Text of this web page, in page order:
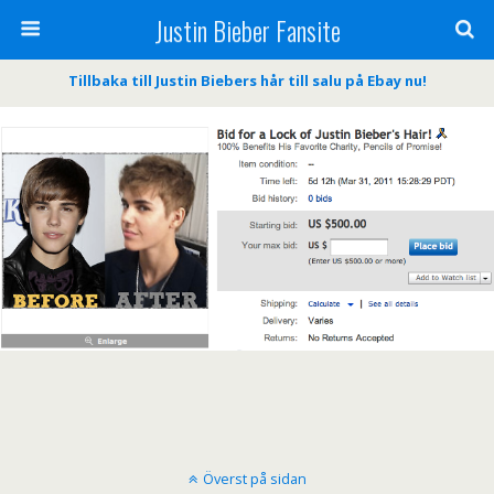
Justin Bieber Fansite
Tillbaka till Justin Biebers hår till salu på Ebay nu!
Överst på sidan